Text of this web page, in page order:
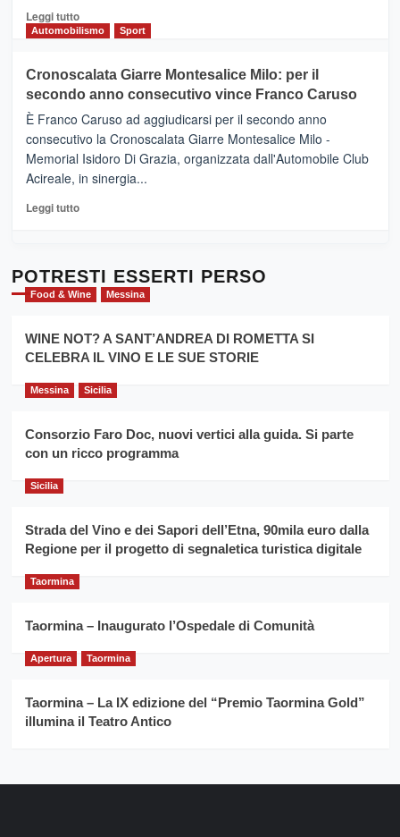
Gusto,
il
tra
sapori
vicoli
medievali
Leggi tuttoLeggi
di
Mondello
(Palermo)
–
“E
adesso
Pasta
–
Sicilia
l’
evento
per
la
filiera
grano
Automobilismo Sport
Cronoscalata Giarre Montesalice Milo: per il
secondo anno consecutivo vince Franco Caruso
È Franco Caruso ad aggiudicarsi per il secondo anno
consecutivo la Cronoscalata Giarre Montesalice Milo -
Memorial Isidoro Di Grazia, organizzata dall'Automobile Club
Acireale, in sinergia...
Leggi tuttoLeggi
Cronoscalata
Giarre
Montesalice
per
il
anno
Franco
Caruso
POTRESTI ESSERTI PERSO
Food & Wine Messina
WINE NOT? A SANT’ANDREA DI ROMETTA SI
CELEBRA IL VINO E LE SUE STORIE
Messina Sicilia
Consorzio Faro Doc, nuovi vertici alla guida. Si parte
con un ricco programma
Sicilia
Strada del Vino e dei Sapori dell’Etna, 90mila euro dalla
Regione per il progetto di segnaletica turistica digitale
Taormina
Taormina – Inaugurato l’Ospedale di Comunità
Apertura Taormina
Taormina – La IX edizione del “Premio Taormina Gold”
illumina il Teatro Antico